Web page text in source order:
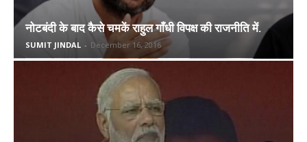
नोटबंदी के बाद कैसे चमकें राहुल गाँधी विपक्ष की राजनीति में.
SUMIT JINDAL - December 16, 2016